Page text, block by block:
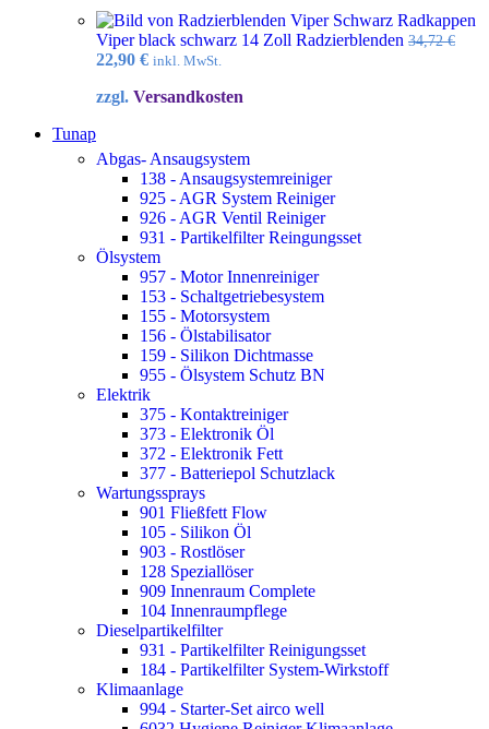
Radkappen
Viper black schwarz 14 Zoll Radzierblenden 34,72€
Ursprünglicher
war:
22,90 €Aktueller
ist:
inkl. MwSt.
zzgl. Versandkosten
Tunap
Abgas- Ansaugsystem
138 - Ansaugsystemreiniger
925 - AGR System Reiniger
926 - AGR Ventil Reiniger
931 - Partikelfilter Reingungsset
Ölsystem
957 - Motor Innenreiniger
153 - Schaltgetriebesystem
155 - Motorsystem
156 - Ölstabilisator
159 - Silikon Dichtmasse
955 - Ölsystem Schutz BN
Elektrik
375 - Kontaktreiniger
373 - Elektronik Öl
372 - Elektronik Fett
377 - Batteriepol Schutzlack
Wartungssprays
901 Fließfett Flow
105 - Silikon Öl
903 - Rostlöser
128 Speziallöser
909 Innenraum Complete
104 Innenraumpflege
Dieselpartikelfilter
931 - Partikelfilter Reinigungsset
184 - Partikelfilter System-Wirkstoff
Klimaanlage
994 - Starter-Set airco well